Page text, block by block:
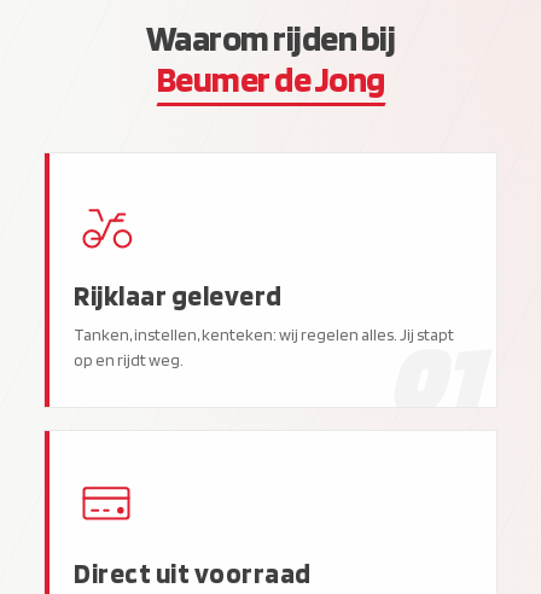
Waarom rijden bij
Beumer de Jong
Rijklaar geleverd
Tanken, instellen, kenteken: wij regelen alles. Jij stapt
op en rijdt weg.
01
Direct uit voorraad